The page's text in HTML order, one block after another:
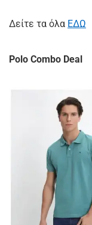
Δείτε τα όλα ΕΔΩ
Polo Combo Deal